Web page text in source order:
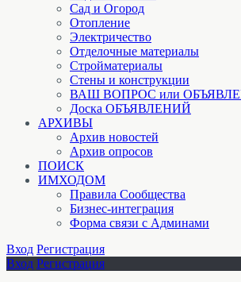
Сад и Огород
Отопление
Электричество
Отделочные материалы
Стройматериалы
Стены и конструкции
ВАШ ВОПРОС или
Доска ОБЪЯВЛЕНИЙ
АРХИВЫ
Архив новостей
Архив опросов
ПОИСК
ИМХОДОМ
Правила Сообщества
Бизнес-интеграция
Форма связи с Админами
Вход Регистрация
Вход Регистрация